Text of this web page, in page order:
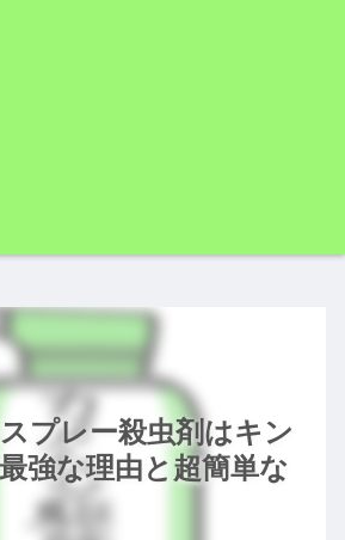
プレー殺虫剤はキン
強な理由と超簡単な